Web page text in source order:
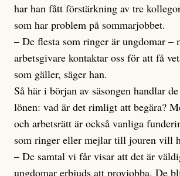
har han fått förstärkning av tre
som har problem på sommarjobbet.
– De flesta som ringer är ungdomar –
arbetsgivare kontaktar oss för att få
som gäller, säger han.
Så här i början av säsongen handlar
lönen: vad är det rimligt att begära?
och arbetsrätt är också vanliga
som ringer eller mejlar till jouren vill
– De samtal vi får visar att det är
ungdomar erbjuds att provjobba. De